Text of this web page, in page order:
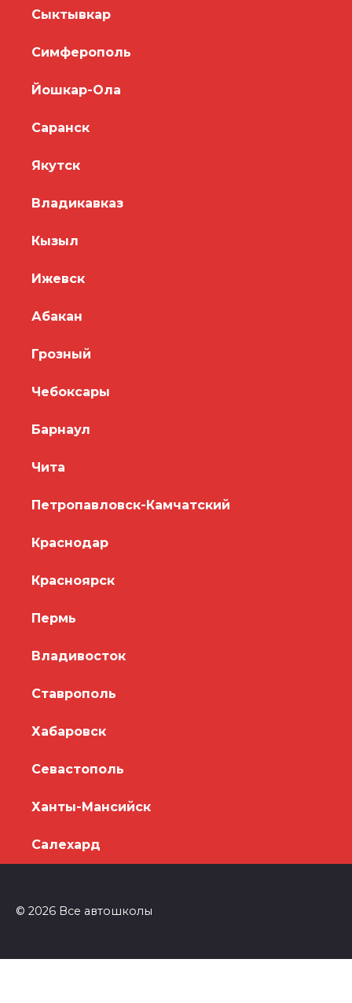
Сыктывкар
Симферополь
Йошкар-Ола
Саранск
Якутск
Владикавказ
Кызыл
Ижевск
Абакан
Грозный
Чебоксары
Барнаул
Чита
Петропавловск-Камчатский
Краснодар
Красноярск
Пермь
Владивосток
Ставрополь
Хабаровск
Севастополь
Ханты-Мансийск
Салехард
© 2026 Все автошколы